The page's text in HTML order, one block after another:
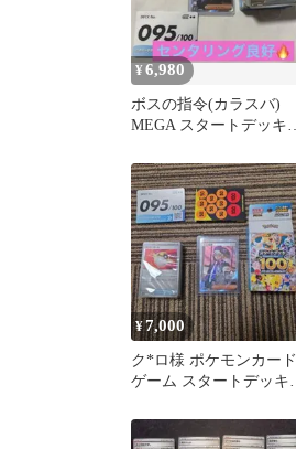
¥6,980
ボスの指令(カラスバ)
MEGA スタートデッキ
95
¥7,000
ク*ロ様 ポケモンカード
ゲーム スタートデッキ
ス